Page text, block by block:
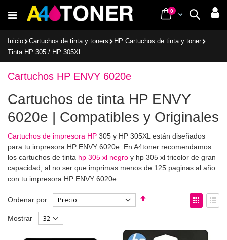
al
Buscar
Cart
0items
Inicio Cartuchos de tinta y toners
HP Cartuchos de tinta y toner
Tinta HP 305 / HP 305XL
Cartuchos HP ENVY 6020e
Cartuchos de tinta HP ENVY
6020e | Compatibles y Originales
Cartuchos de impresora HP 305 y HP 305XL están diseñados
para tu impresora HP ENVY 6020e. En A4toner recomendamos
los cartuchos de tinta hp 305 xl negro y hp 305 xl tricolor de gran
capacidad, al no ser que imprimas menos de 125 paginas al año
con tu impresora HP ENVY 6020e
Ordenar por
Fijar
Ver
como
Mostrar